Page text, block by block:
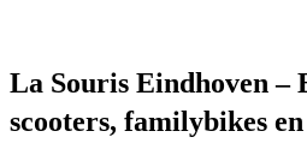
La Souris Eindhoven –
scooters, familybikes